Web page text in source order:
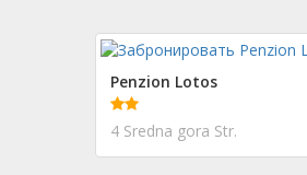
Penzion Lotos
4 Sredna gora Str.